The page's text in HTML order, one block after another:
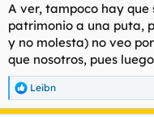
A ver, tampoco hay que
patrimonio a una puta,
y no molesta) no veo
que nosotros, pues
R
e
Leibn